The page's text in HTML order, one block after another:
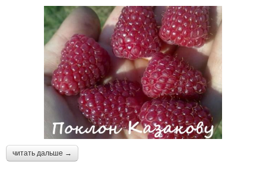
читать дальше →